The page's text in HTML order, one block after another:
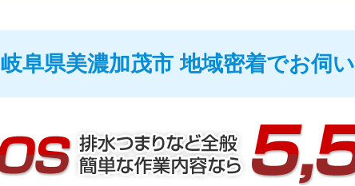
岐阜県美濃加茂市 地域密着でお伺い